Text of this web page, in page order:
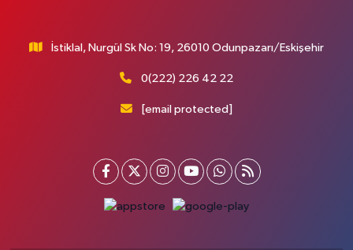
İstiklal, Nurgül Sk No: 19, 26010 Odunpazarı/Eskişehir
0(222) 226 42 22
[email protected]